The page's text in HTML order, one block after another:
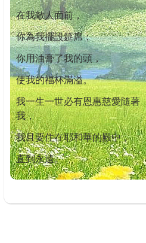
在我敵人面前，
你為我擺設筵席；
你用油膏了我的頭，
使我的福杯滿溢。
我一生一世必有恩惠慈愛隨著
我，
我且要住在耶和華的殿中，
直到永遠。